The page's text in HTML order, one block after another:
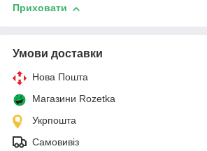
Приховати
Умови доставки
Нова Пошта
Магазини Rozetka
Укрпошта
Самовивіз